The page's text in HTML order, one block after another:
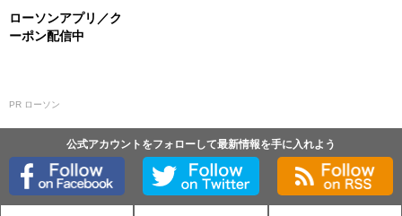
ローソンアプリ／ク
ーポン配信中
PR ローソン
公式アカウントをフォローして最新情報を手に入れよう